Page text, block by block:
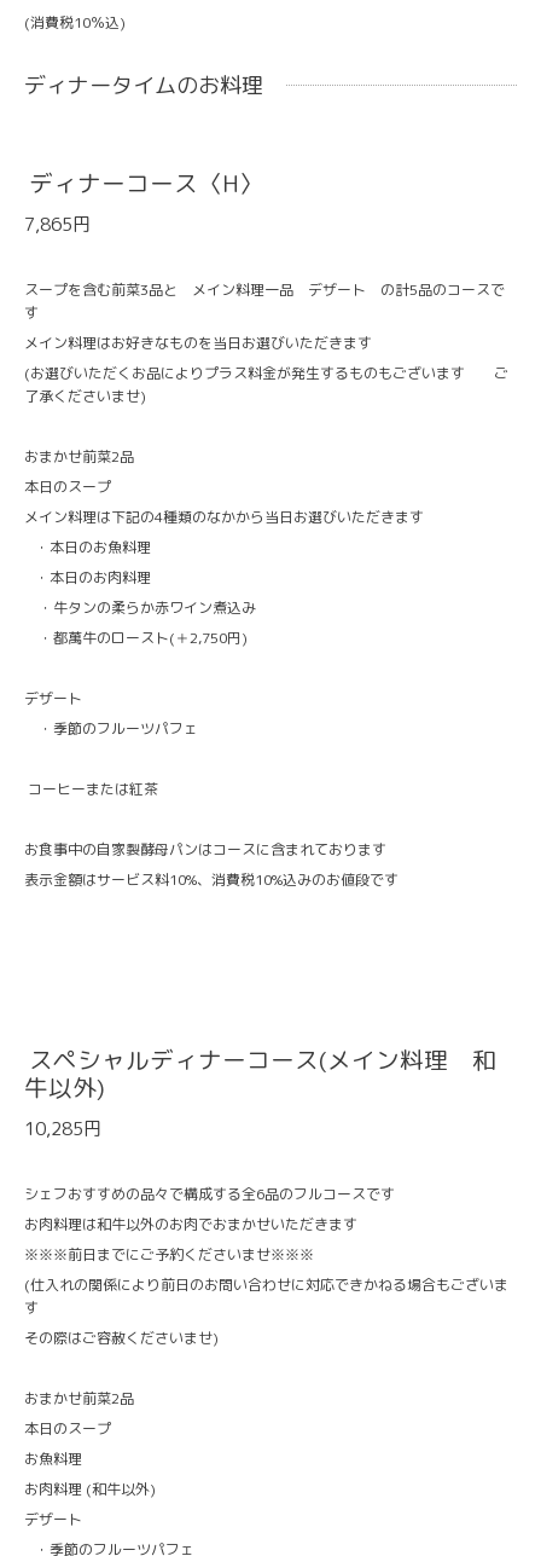
(消費税10％込)
ディナータイムのお料理
ディナーコース〈H〉
7,865円
スープを含む前菜3品と メイン料理一品 デザート の計5品のコースで
す
メイン料理はお好きなものを当日お選びいただきます
(お選びいただくお品によりプラス料金が発生するものもございます ご
了承くださいませ)
おまかせ前菜2品
本日のスープ
メイン料理は下記の4種類のなかから当日お選びいただきます
・本日のお魚料理
・本日のお肉料理
・牛タンの柔らか赤ワイン煮込み
・都萬牛のロースト(＋2,750円)
デザート
・季節のフルーツパフェ
コーヒーまたは紅茶
お食事中の自家製酵母パンはコースに含まれております
表示金額はサービス料10%、消費税10%込みのお値段です
スペシャルディナーコース(メイン料理 和
牛以外)
10,285円
シェフおすすめの品々で構成する全6品のフルコースです
お肉料理は和牛以外のお肉でおまかせいただきます
※※※前日までにご予約くださいませ※※※
(仕入れの関係により前日のお問い合わせに対応できかねる場合もございま
す
その際はご容赦くださいませ)
おまかせ前菜2品
本日のスープ
お魚料理
お肉料理 (和牛以外)
デザート
・季節のフルーツパフェ